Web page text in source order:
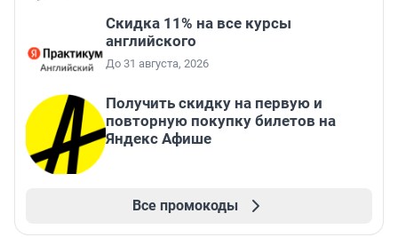
Скидка 11% на все курсы
английского
До 31 августа, 2026
Получить скидку на первую и
повторную покупку билетов на
Яндекс Афише
Все промокоды